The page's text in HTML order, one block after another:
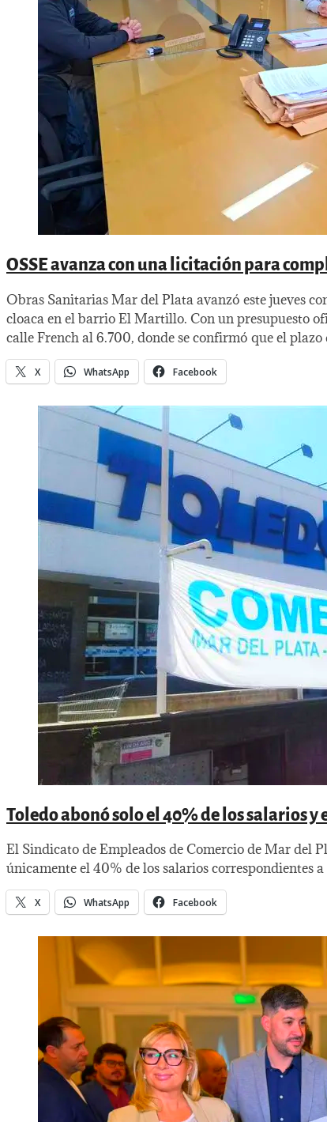
OSSE avanza con una licitación para
Obras Sanitarias Mar del Plata avanzó este jueves
cloaca en el barrio El Martillo. Con un presupuesto
calle French al 6.700, donde se confirmó que el
X WhatsApp Facebook
Toledo abonó solo el 40% de los salarios
El Sindicato de Empleados de Comercio de Mar del
únicamente el 40% de los salarios correspondientes
X WhatsApp Facebook